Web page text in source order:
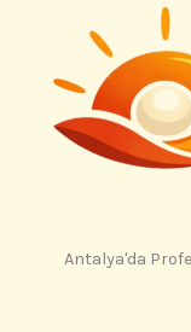
Antalya'da